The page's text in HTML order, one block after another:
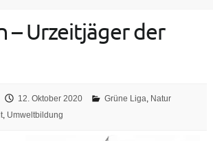
– Urzeitjäger der
12. Oktober 2020 Grüne Liga, Natur
, Umweltbildung